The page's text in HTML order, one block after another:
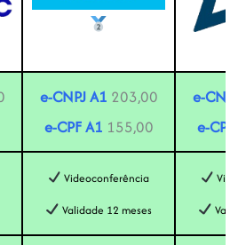
e-CNPJ A1 203,00
e-CPF A1 155,00
e-CNPJ
e-CPF
Videoconferência
Validade 12 meses